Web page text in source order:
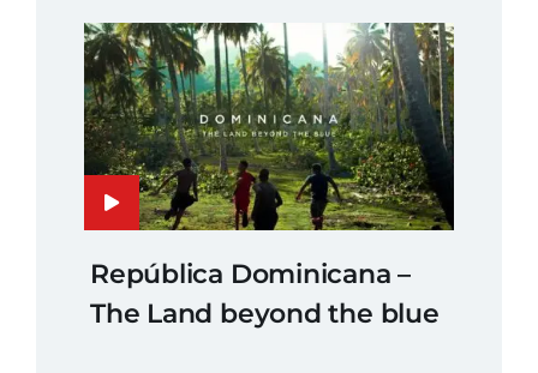
República Dominicana –
The Land beyond the blue